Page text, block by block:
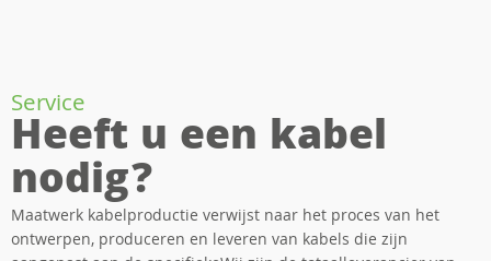
Service
Heeft u een kabel
nodig?
Maatwerk kabelproductie verwijst naar het proces van het
ontwerpen, produceren en leveren van kabels die zijn